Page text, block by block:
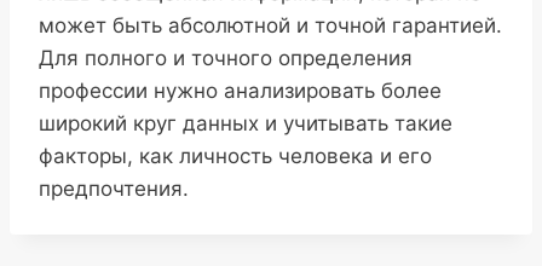
может быть абсолютной и точной гарантией.
Для полного и точного определения
профессии нужно анализировать более
широкий круг данных и учитывать такие
факторы, как личность человека и его
предпочтения.